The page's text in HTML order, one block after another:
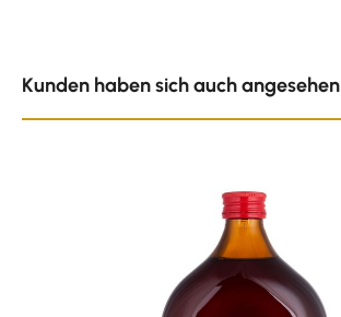
Kunden haben sich auch angesehen